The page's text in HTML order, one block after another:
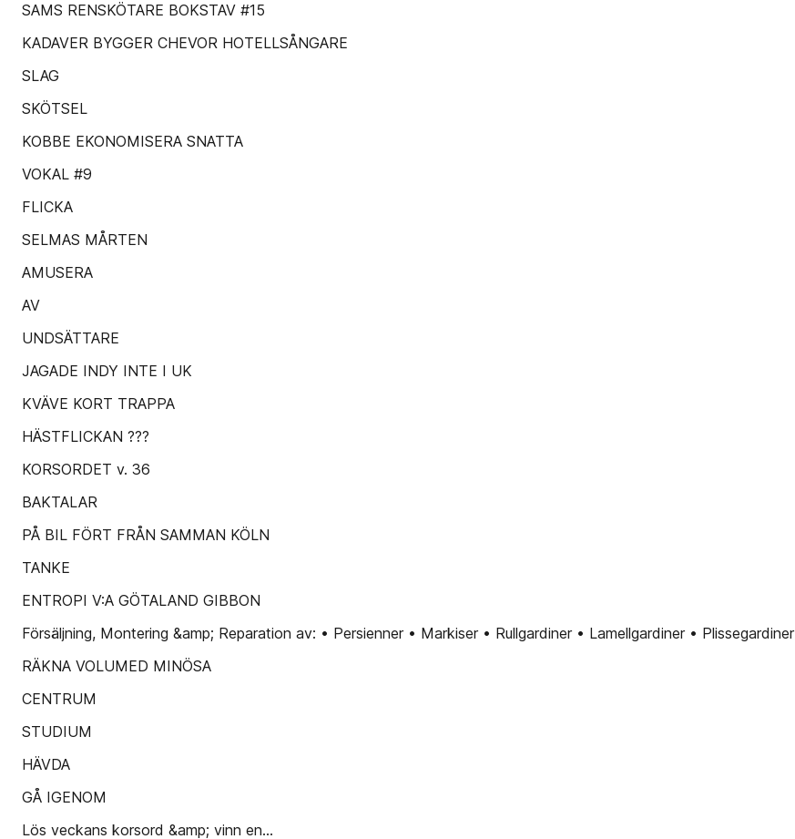
SAMS RENSKÖTARE BOKSTAV #15
KADAVER BYGGER CHEVOR HOTELLSÅNGARE
SLAG
SKÖTSEL
KOBBE EKONOMISERA SNATTA
VOKAL #9
FLICKA
SELMAS MÅRTEN
AMUSERA
AV
UNDSÄTTARE
JAGADE INDY INTE I UK
KVÄVE KORT TRAPPA
HÄSTFLICKAN ???
KORSORDET v. 36
BAKTALAR
PÅ BIL FÖRT FRÅN SAMMAN KÖLN
TANKE
ENTROPI V:A GÖTALAND GIBBON
Försäljning, Montering &amp; Reparation av: • Persienner • Markiser • Rullgardiner • Lamellgardiner • Plissegardiner
RÄKNA VOLUMED MINÖSA
CENTRUM
STUDIUM
HÄVDA
GÅ IGENOM
Lös veckans korsord &amp; vinn en…